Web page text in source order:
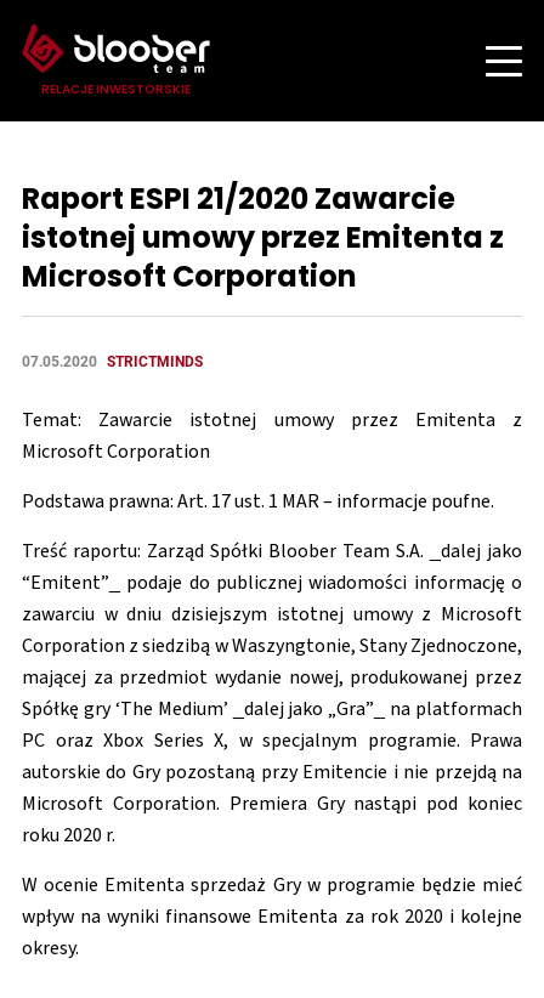
RELACJE INWESTORSKIE
Raport ESPI 21/2020 Zawarcie
istotnej umowy przez Emitenta z
Microsoft Corporation
07.05.2020 STRICTMINDS
Temat: Zawarcie istotnej umowy przez Emitenta z
Microsoft Corporation
Podstawa prawna: Art. 17 ust. 1 MAR – informacje poufne.
Treść raportu: Zarząd Spółki Bloober Team S.A. _dalej jako
“Emitent”_ podaje do publicznej wiadomości informację o
zawarciu w dniu dzisiejszym istotnej umowy z Microsoft
Corporation z siedzibą w Waszyngtonie, Stany Zjednoczone,
mającej za przedmiot wydanie nowej, produkowanej przez
Spółkę gry ‘The Medium’ _dalej jako „Gra”_ na platformach
PC oraz Xbox Series X, w specjalnym programie. Prawa
autorskie do Gry pozostaną przy Emitencie i nie przejdą na
Microsoft Corporation. Premiera Gry nastąpi pod koniec
roku 2020 r.
W ocenie Emitenta sprzedaż Gry w programie będzie mieć
wpływ na wyniki finansowe Emitenta za rok 2020 i kolejne
okresy.